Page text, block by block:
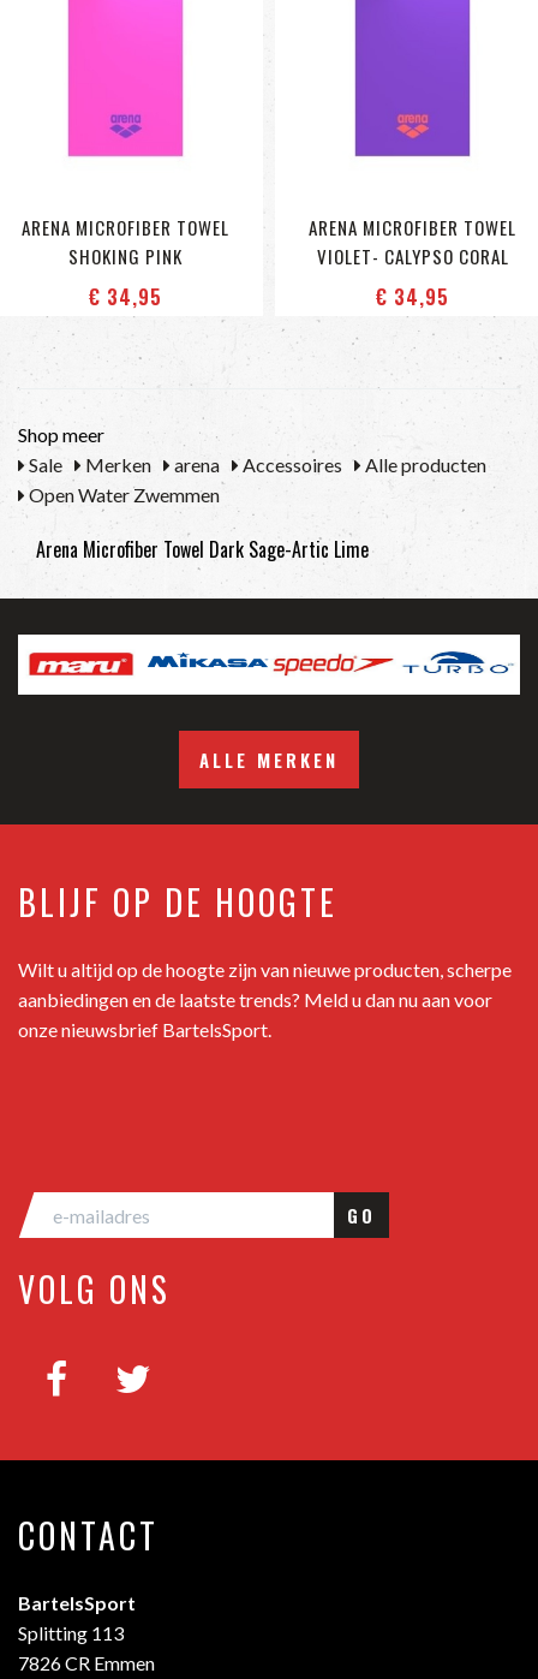
ARENA MICROFIBER TOWEL
SHOKING PINK
€ 34,95
ARENA MICROFIBER TOWEL
VIOLET- CALYPSO CORAL
€ 34,95
Shop meer
Sale
Merken arena Accessoires
Alle producten
Open Water Zwemmen
Arena Microfiber Towel Dark Sage-Artic Lime
ALLE MERKEN
BLIJF OP DE HOOGTE
Wilt u altijd op de hoogte zijn van nieuwe producten, scherpe
aanbiedingen en de laatste trends? Meld u dan nu aan voor
onze nieuwsbrief BartelsSport.
GO
VOLG ONS
CONTACT
BartelsSport
Splitting 113
7826 CR Emmen